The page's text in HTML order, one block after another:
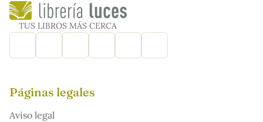
TUS LIBROS MÁS CERCA
Páginas legales
Aviso legal